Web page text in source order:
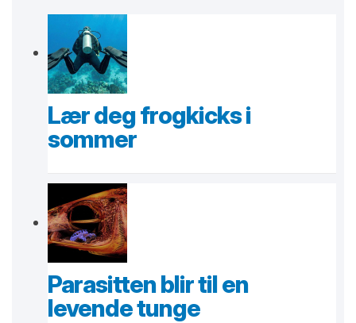
Lær deg frogkicks i
sommer
Parasitten blir til en
levende tunge